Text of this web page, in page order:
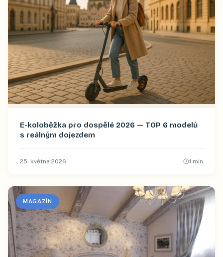
E-koloběžka pro dospělé 2026 — TOP 6 modelů
s reálným dojezdem
25. května 2026 1 min
MAGAZÍN